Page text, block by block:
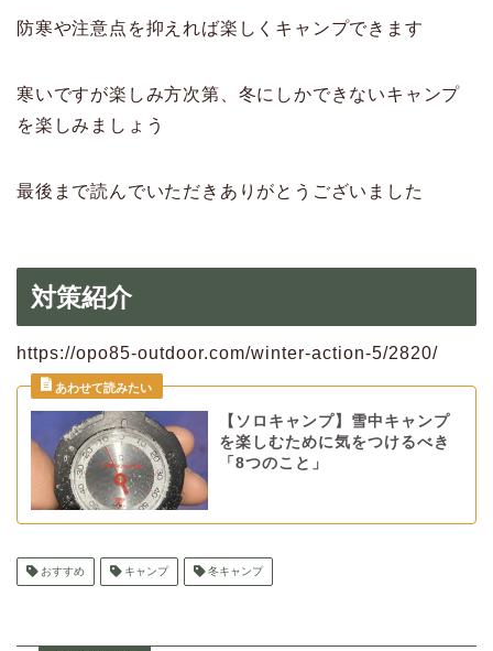
防寒や注意点を抑えれば楽しくキャンプできます
寒いですが楽しみ方次第、冬にしかできないキャンプ
を楽しみましょう
最後まで読んでいただきありがとうございました
対策紹介
https://opo85-outdoor.com/winter-action-5/2820/
【ソロキャンプ】雪中キャンプ
を楽しむために気をつけるべき
「8つのこと」
おすすめ キャンプ 冬キャンプ